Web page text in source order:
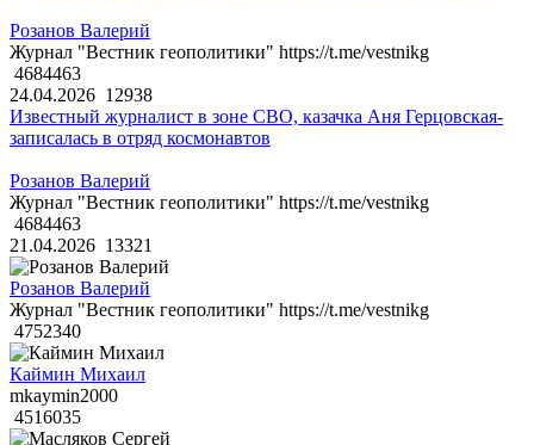
Розанов Валерий
Журнал "Вестник геополитики" https://t.me/vestnikg
4684463
24.04.2026 12938
Известный журналист в зоне СВО, казачка Аня Герцовская-
записалась в отряд космонавтов
Розанов Валерий
Журнал "Вестник геополитики" https://t.me/vestnikg
4684463
21.04.2026 13321
Розанов Валерий
Журнал "Вестник геополитики" https://t.me/vestnikg
4752340
Каймин Михаил
mkaymin2000
4516035